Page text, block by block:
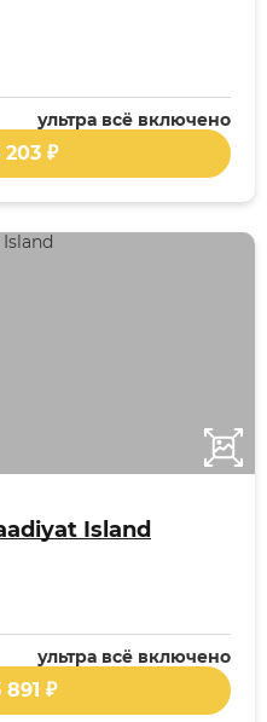
ультра всё включено
203 ₽
Island
ультра всё включено
891 ₽